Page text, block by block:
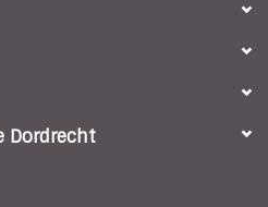
Dordrecht